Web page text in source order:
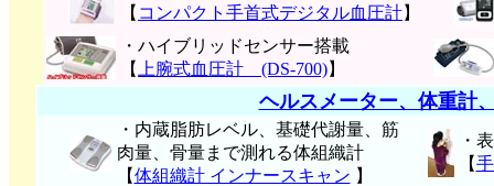
【 コンパクト手首式デジタル血圧計】
・ハイブリッドセンサー搭載
【
上腕式血圧計 (DS-700)】
ヘルスメーター、体重計
・内蔵脂肪レベル、基礎代謝量、筋
肉量、骨量まで測れる体組織計
【体組織計 インナースキャン 】
・
【